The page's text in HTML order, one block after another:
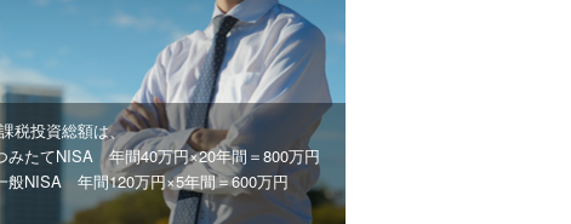
税投資総額は、
みたてNISA 年間40万円×20年間＝800万円
般NISA 年間120万円×5年間＝600万円